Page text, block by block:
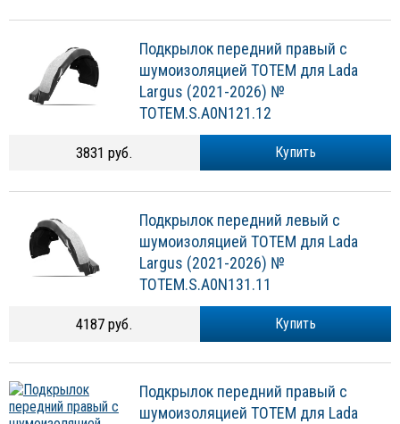
Подкрылок передний правый с
шумоизоляцией TOTEM для Lada
Largus (2021-2026) №
TOTEM.S.A0N121.12
Купить
3831 руб.
Подкрылок передний левый с
шумоизоляцией TOTEM для Lada
Largus (2021-2026) №
TOTEM.S.A0N131.11
Купить
4187 руб.
Подкрылок передний правый с
шумоизоляцией TOTEM для Lada